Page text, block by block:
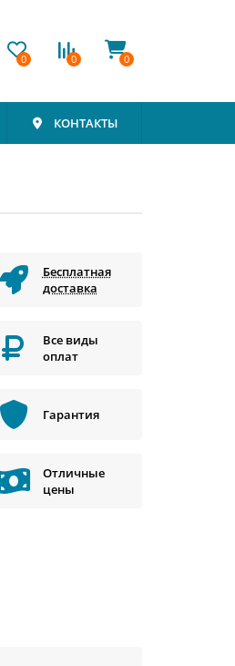
0 0 0
КОНТАКТЫ
Бесплатная
доставка
Все виды
оплат
Гарантия
Отличные
цены